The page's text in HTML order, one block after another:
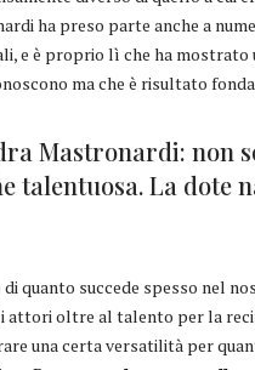
ha preso parte anche a
e è proprio lì che ha
ma che è risultato
Mastronardi: non
talentuosa. La dote
quanto succede spesso nel
attori oltre al talento per la
una certa versatilità per